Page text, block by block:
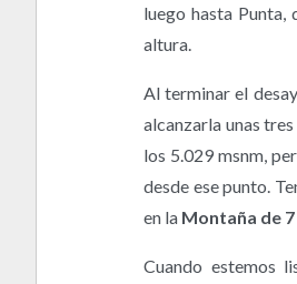
luego hasta
altura.
Al terminar el
alcanzarla unas
los 5.029 msnm,
desde ese punto.
en la Montaña de
Cuando estemos